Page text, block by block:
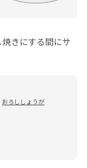
きにする間にサ
おろししょうが